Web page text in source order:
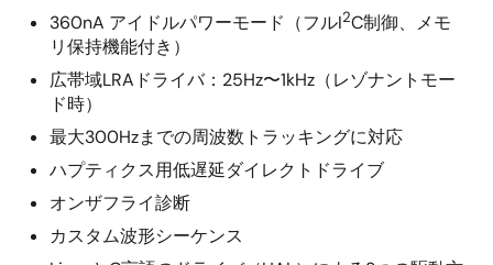
360nA アイドルパワーモード（フルI2C制御、メモ
リ保持機能付き）
広帯域LRAドライバ：25Hz〜1kHz（レゾナントモー
ド時）
最大300Hzまでの周波数トラッキングに対応
ハプティクス用低遅延ダイレクトドライブ
オンザフライ診断
カスタム波形シーケンス